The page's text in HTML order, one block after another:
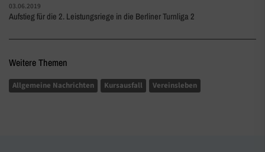
03.06.2019
Aufstieg für die 2. Leistungsriege in die Berliner Turnliga 2
Weitere Themen
Allgemeine Nachrichten Kursausfall Vereinsleben